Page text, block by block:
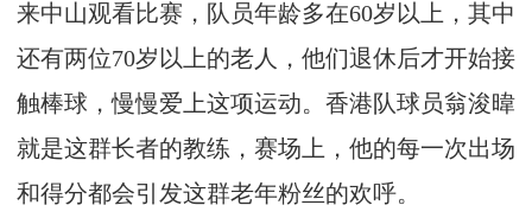
来中山观看比赛，队员年龄多在60岁以上，其中
还有两位70岁以上的老人，他们退休后才开始接
触棒球，慢慢爱上这项运动。香港队球员翁浚暐
就是这群长者的教练，赛场上，他的每一次出场
和得分都会引发这群老年粉丝的欢呼。